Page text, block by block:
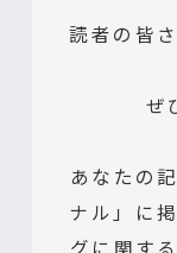
読者の皆
ぜ
あなたの
ナル」に
グに関す